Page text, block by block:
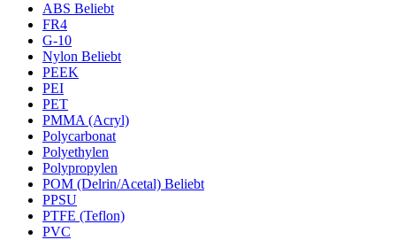
ABS Beliebt
FR4
G-10
Nylon Beliebt
PEEK
PEI
PET
PMMA (Acryl)
Polycarbonat
Polyethylen
Polypropylen
POM (Delrin/Acetal) Beliebt
PPSU
PTFE (Teflon)
PVC